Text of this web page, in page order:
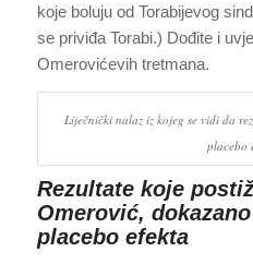
koje boluju od Torabijevog
se priviđa Torabi.) Dođite i
Omerovićevih tretmana.
Liječnički nalaz iz kojeg se vidi da
placebo
Rezultate koje
Omerović,
placebo efekta